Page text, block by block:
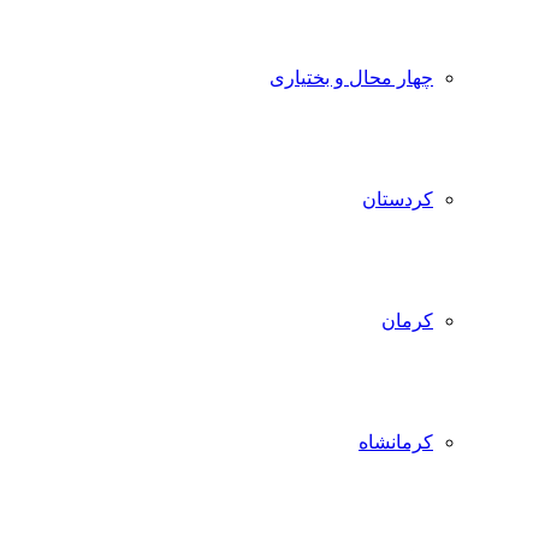
چهار محال و بختیاری
کردستان
کرمان
کرمانشاه